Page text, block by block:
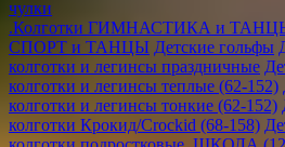
чулки
.Колготки ГИМНАСТИКА и
СПОРТ и ТАНЦЫ Детские гольфы
колготки и легинсы праздничные
колготки и легинсы теплые (62-152)
колготки и легинсы тонкие (62-152)
колготки Крокид/Crockid (68-158)